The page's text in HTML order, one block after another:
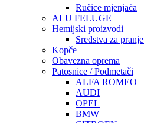
Ručice mjenjača
ALU FELUGE
Hemijski proizvodi
Sredstva za
Kopče
Obavezna oprema
Patosnice / Podmetači
ALFA ROMEO
AUDI
OPEL
BMW